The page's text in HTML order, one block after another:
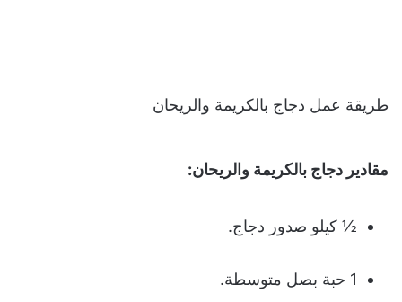
طريقة عمل دجاج بالكريمة والريحان
مقادير دجاج بالكريمة والريحان:
½ كيلو صدور دجاج.
1 حبة بصل متوسطة.